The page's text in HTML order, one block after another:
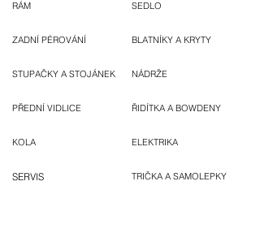
RÁM
ZADNÍ PÉROVÁNÍ
STUPAČKY A STOJÁNEK
PŘEDNÍ VIDLICE
KOLA
SERVIS
SEDLO
BLATNÍKY A KRYTY
NÁDRŽE
ŘIDÍTKA A BOWDENY
ELEKTRIKA
TRIČKA A SAMOLEPKY